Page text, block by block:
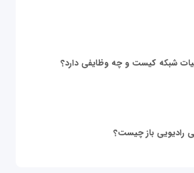
شبکه کیست و چه وظایفی دارد؟
رادیویی باز چیست؟